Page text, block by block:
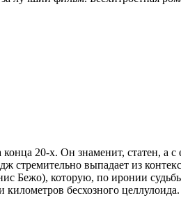
20-х. Он знаменит, статен, а
выпадает из
Бежо), которую, по иронии
километров бесхозного целлулоида.